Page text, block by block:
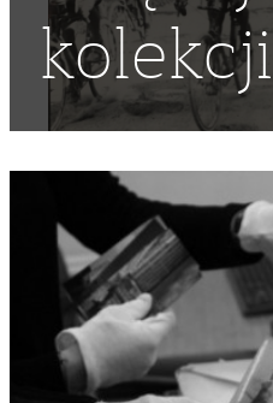
MISTRZOSTWA,ŁYŻWIARZE
MISTRZOSTWO ŚWIATA , BIEG
OESLUND
kolekcji